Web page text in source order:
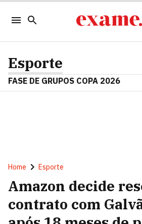
Esporte
FASE DE GRUPOS COPA 2026
Home Esporte
Amazon decide
contrato com